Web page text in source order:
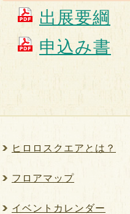
出展要綱
申込み書
ヒロロスクエアとは？
フロアマップ
イベントカレンダー